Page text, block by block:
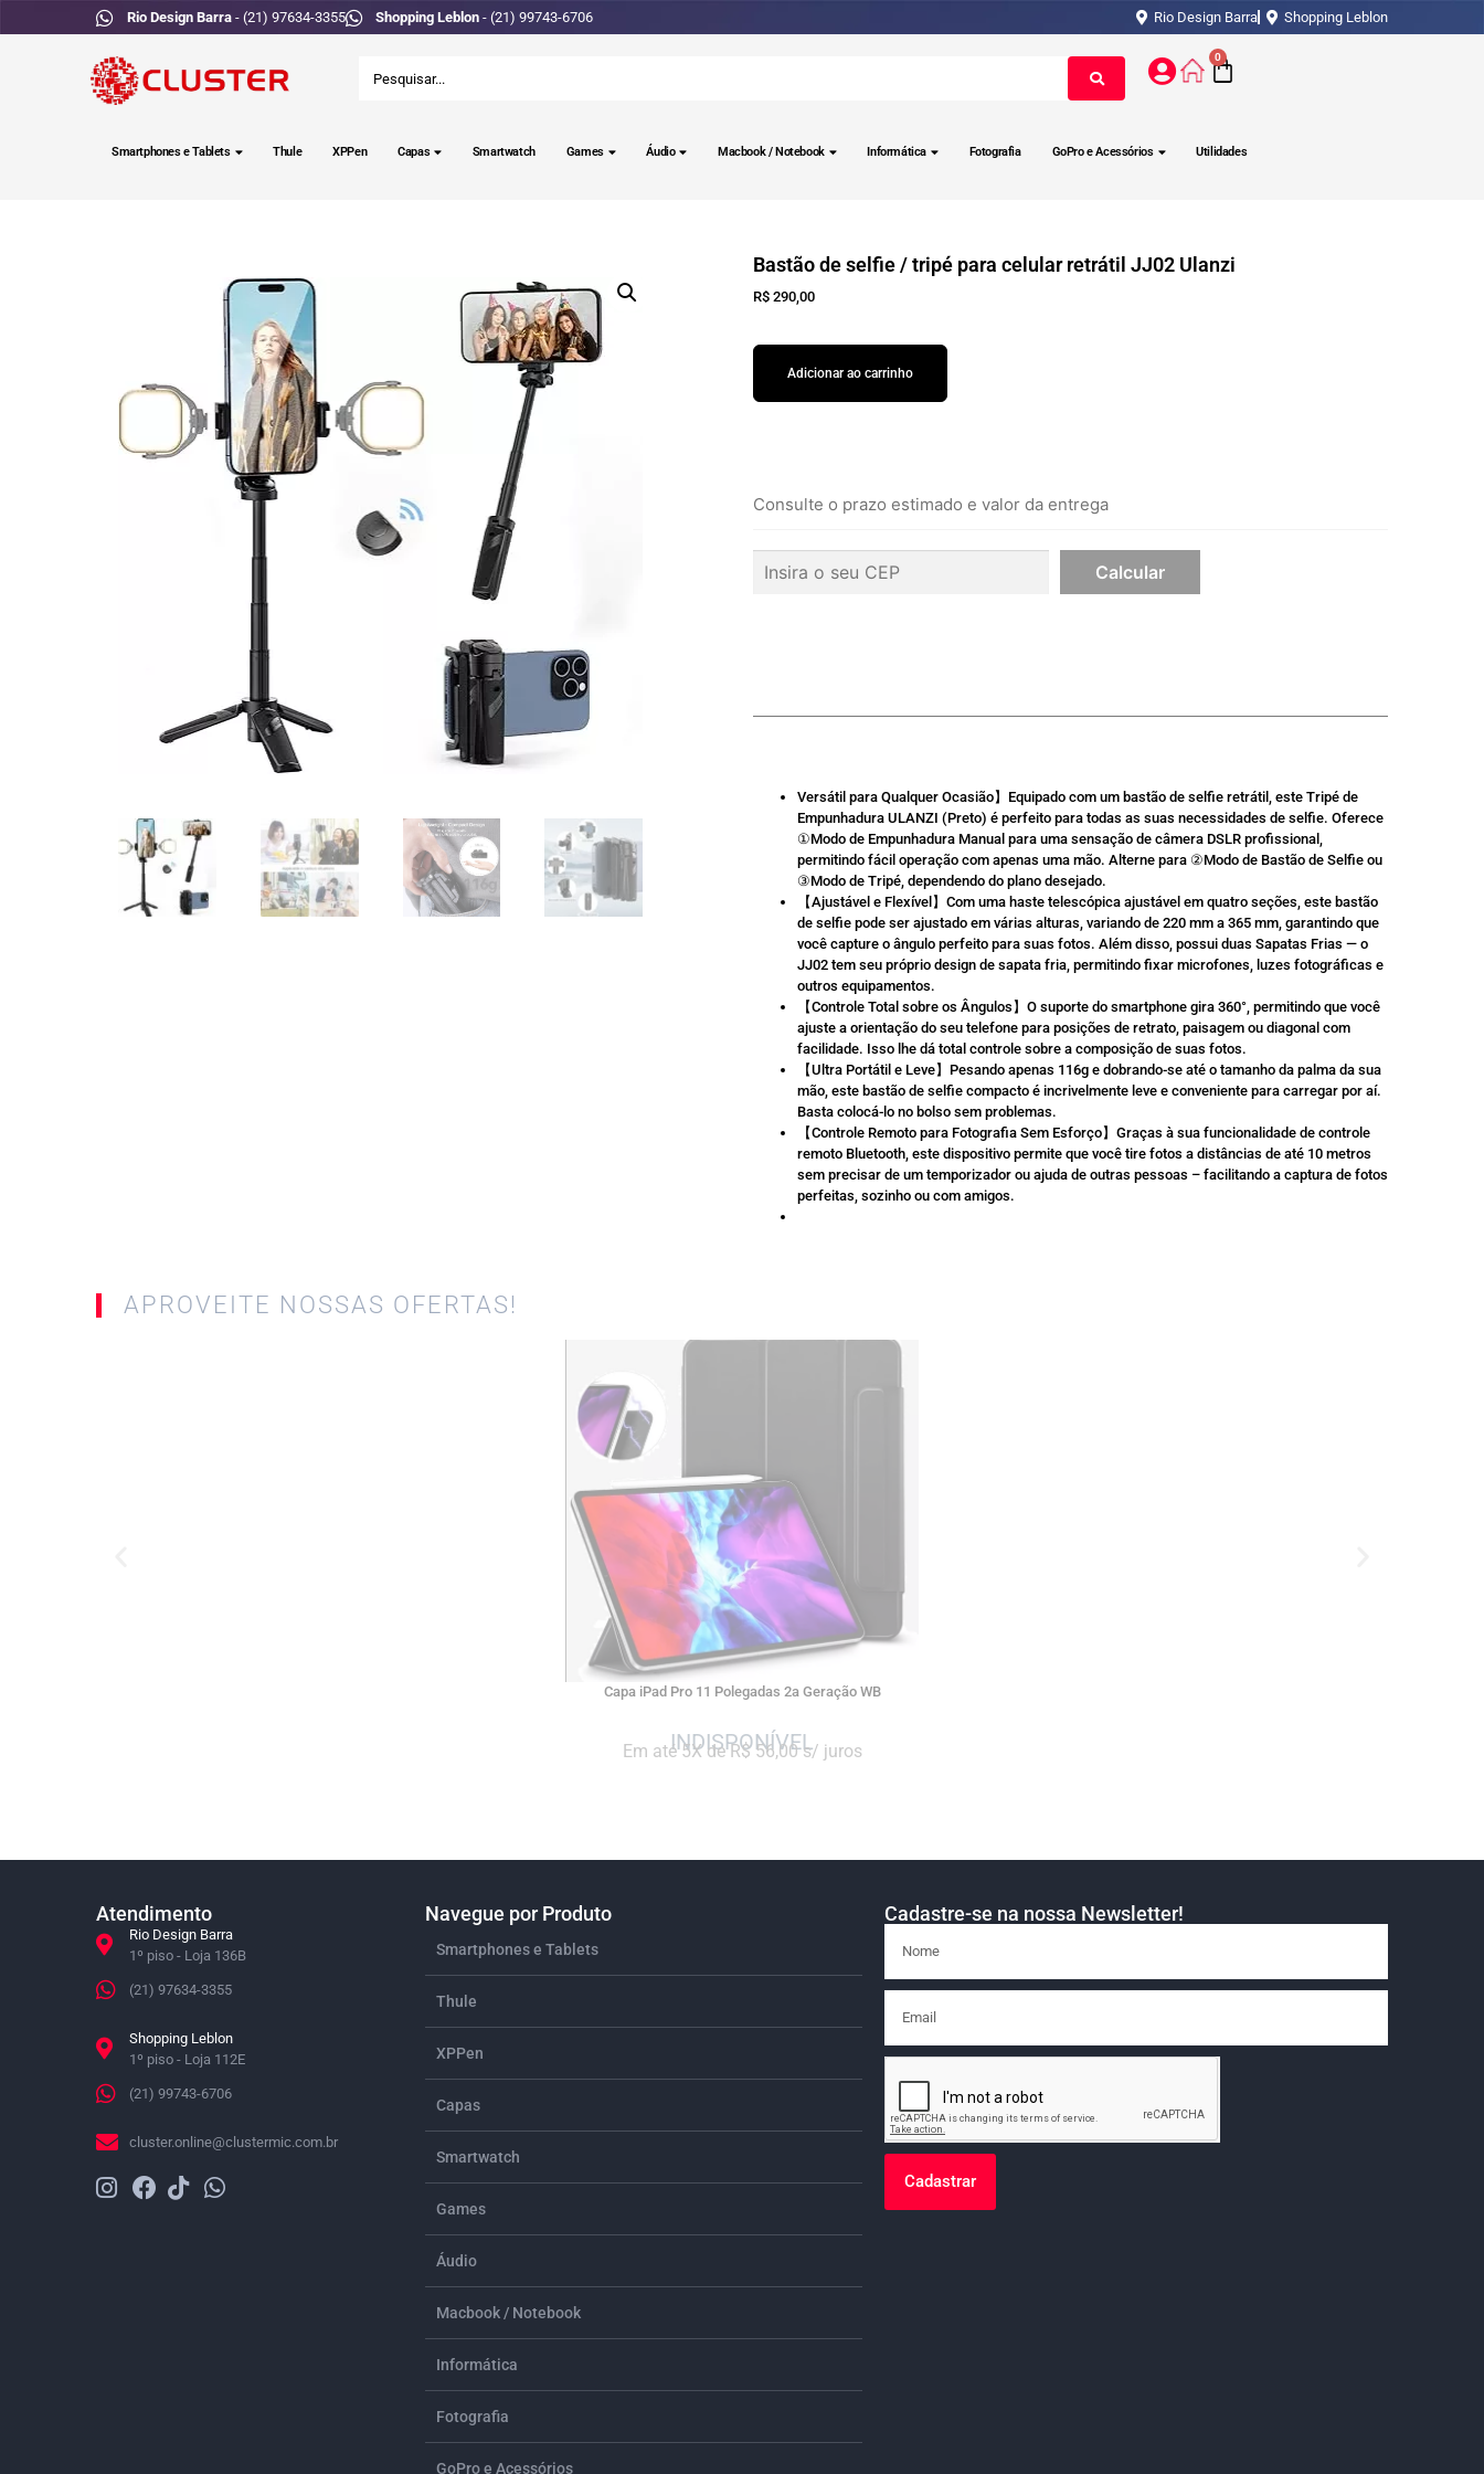
Rio Design Barra- (21) 97634-3355 Shopping Leblon - (21) 99743-6706 Rio Design Barra Shopping Leblon
0
Smartphones e Tablets Thule XPPen Capas Smartwatch Games Áudio Macbook / Notebook Informática Fotografia GoPro e Acessórios Utilidades
Bastão de selfie / tripé para celular retrátil JJ02 Ulanzi
R$ 290,00
Adicionar ao carrinho
Consulte o prazo estimado e valor da entrega
Versátil para Qualquer Ocasião】Equipado com um bastão de selfie retrátil, este Tripé de
Empunhadura ULANZI (Preto) é perfeito para todas as suas necessidades de selfie. Oferece
①Modo de Empunhadura Manual para uma sensação de câmera DSLR profissional,
permitindo fácil operação com apenas uma mão. Alterne para ②Modo de Bastão de Selfie ou
③Modo de Tripé, dependendo do plano desejado.
【Ajustável e Flexível】Com uma haste telescópica ajustável em quatro seções, este bastão
de selfie pode ser ajustado em várias alturas, variando de 220 mm a 365 mm, garantindo que
você capture o ângulo perfeito para suas fotos. Além disso, possui duas Sapatas Frias — o
JJ02 tem seu próprio design de sapata fria, permitindo fixar microfones, luzes fotográficas e
outros equipamentos.
【Controle Total sobre os Ângulos】O suporte do smartphone gira 360°, permitindo que você
ajuste a orientação do seu telefone para posições de retrato, paisagem ou diagonal com
facilidade. Isso lhe dá total controle sobre a composição de suas fotos.
【Ultra Portátil e Leve】Pesando apenas 116g e dobrando-se até o tamanho da palma da sua
mão, este bastão de selfie compacto é incrivelmente leve e conveniente para carregar por aí.
Basta colocá-lo no bolso sem problemas.
【Controle Remoto para Fotografia Sem Esforço】Graças à sua funcionalidade de controle
remoto Bluetooth, este dispositivo permite que você tire fotos a distâncias de até 10 metros
sem precisar de um temporizador ou ajuda de outras pessoas – facilitando a captura de fotos
perfeitas, sozinho ou com amigos.
APROVEITE NOSSAS OFERTAS!
Capa iPad Pro 11 Polegadas 2a Geração WB
Em até 5X de R$ 56,00 s/ juros
Atendimento
Rio Design Barra
1º piso - Loja 136B
(21) 97634-3355
Shopping Leblon
1º piso - Loja 112E
(21) 99743-6706
cluster.online@clustermic.com.br
Navegue por Produto
Smartphones e Tablets
Thule
XPPen
Capas
Smartwatch
Games
Áudio
Macbook / Notebook
Informática
Fotografia
GoPro e Acessórios
Cadastre-se na nossa Newsletter!
Cadastrar